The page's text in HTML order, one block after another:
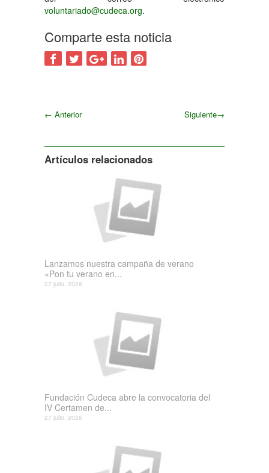
voluntariado@cudeca.org.
Comparte esta noticia
← Anterior Siguiente→
Artículos relacionados
Lanzamos nuestra campaña de verano
«Pon tu verano en...
27 julio, 2026
Fundación Cudeca abre la convocatoria del
IV Certamen de...
27 julio, 2026